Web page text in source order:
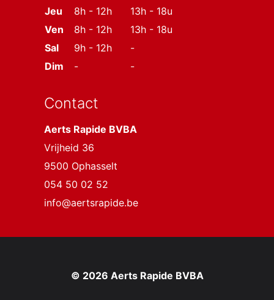
Jeu
8h - 12h
13h - 18u
Ven
8h - 12h
13h - 18u
Sal
9h - 12h
-
Dim
- -
Contact
Aerts Rapide BVBA
Vrijheid 36
9500 Ophasselt
054 50 02 52
info@aertsrapide.be
© 2026 Aerts Rapide BVBA